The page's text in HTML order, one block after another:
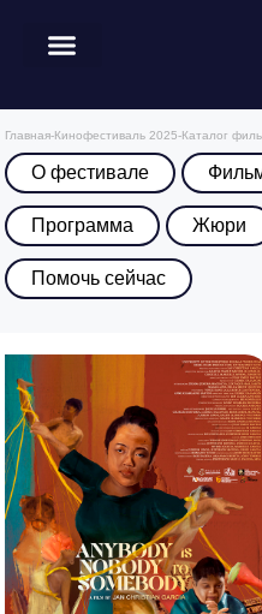
Главная-Кинофестиваль 2025-Каталог
О фестивале
Программа Жюри
Помочь сейчас